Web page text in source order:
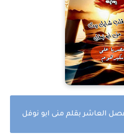
العاشر بقلم منى ابو نوفل